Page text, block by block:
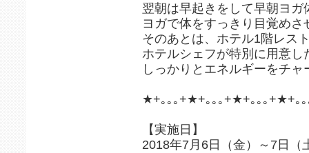
翌朝は早起きをして早朝ヨガ
ヨガで体をすっきり目覚めさ
そのあとは、ホテル1階レス
ホテルシェフが特別に用意し
しっかりとエネルギーをチ
★+｡｡｡+★+｡｡｡+★+｡｡｡+★+｡
【実施日】
2018年7月6日（金）～7日（